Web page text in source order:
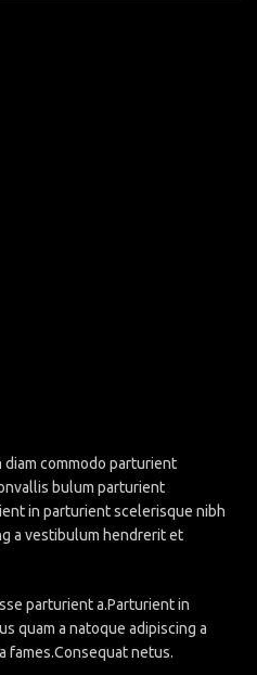
commodo parturient
bulum parturient
in parturient scelerisque nibh
a vestibulum hendrerit et
parturient a.Parturient in
quam a natoque adipiscing a
fames.Consequat netus.